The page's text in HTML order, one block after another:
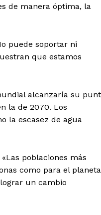
de manera óptima, la
puede soportar ni
que estamos
alcanzaría su
la de 2070. Los
la escasez de agua
poblaciones más
como para el
un cambio